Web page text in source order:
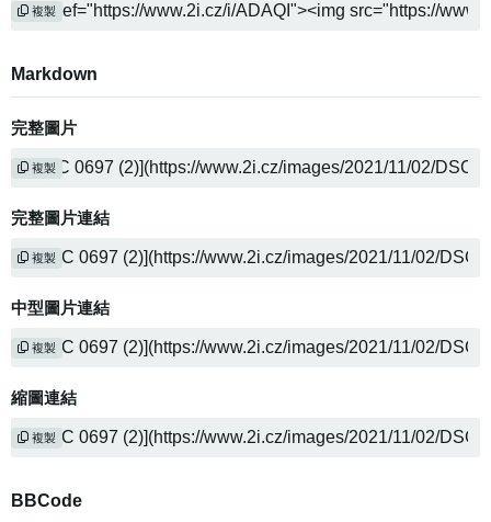
複製
Markdown
完整圖片
複製
完整圖片連結
複製
中型圖片連結
複製
縮圖連結
複製
BBCode